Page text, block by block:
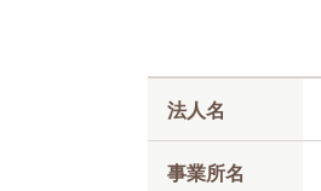
法人名
事業所名